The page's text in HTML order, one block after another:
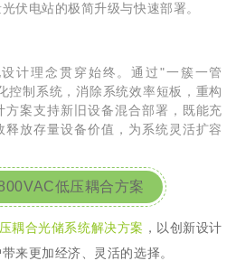
伏电站的极简升级与快速部署。
设计理念贯穿始终。通过"一簇一管
控制系统，消除系统效率短板，重构
方案支持新旧设备混合部署，既能充
放存量设备价值，为系统灵活扩容
低压耦合方案
耦合光储系统解决方案 ， 以创新设计
来更加经济、灵活的选择。